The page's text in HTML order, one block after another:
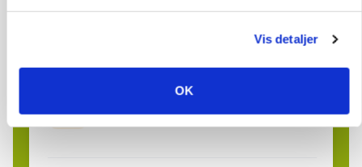
Vis detaljer
OK
03. aug.
Medarbejdere til griseproduktion
Grise